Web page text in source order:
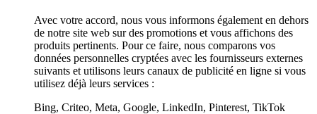
Avec votre accord, nous vous informons également en dehors
de notre site web sur des promotions et vous affichons des
produits pertinents. Pour ce faire, nous comparons vos
données personnelles cryptées avec les fournisseurs externes
suivants et utilisons leurs canaux de publicité en ligne si vous
utilisez déjà leurs services :
Bing, Criteo, Meta, Google, LinkedIn, Pinterest, TikTok